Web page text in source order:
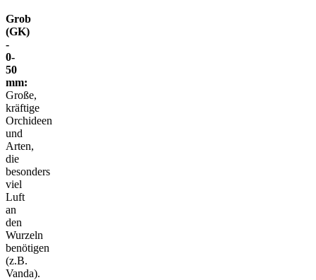
Grob
(GK)
-
0-
50
mm:
Große,
kräftige
Orchideen
und
Arten,
die
besonders
viel
Luft
an
den
Wurzeln
benötigen
(z.B.
Vanda).